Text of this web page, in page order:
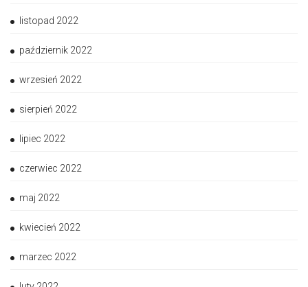
listopad 2022
październik 2022
wrzesień 2022
sierpień 2022
lipiec 2022
czerwiec 2022
maj 2022
kwiecień 2022
marzec 2022